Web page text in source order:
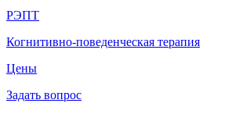
РЭПТ
Когнитивно-поведенческая терапия
Цены
Задать вопрос